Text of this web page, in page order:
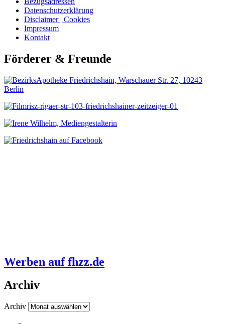
Datenschutzerklärung
Disclaimer | Cookies
Impressum
Kontakt
Förderer & Freunde
Werben auf fhzz.de
Archiv
Archiv